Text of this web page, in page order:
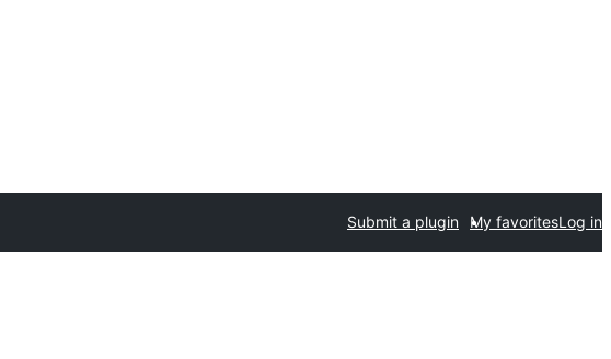
Submit a plugin My favoritesLog in